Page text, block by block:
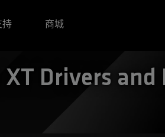
持 商城
Drivers